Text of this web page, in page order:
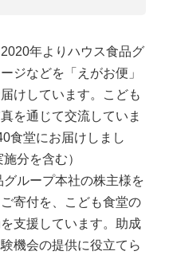
年よりハウス食品グ
ジなどを「えがお便」
けしています。こども
を通じて交流していま
食堂にお届けしまし
分を含む）
ループ本社の株主様を
寄付を、こども食堂の
支援しています。助成
機会の提供に役立てら